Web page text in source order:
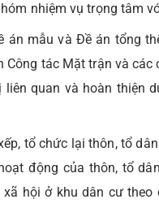
nhiệm vụ trọng tâm
mẫu và Đề án tổng
tác Mặt trận và
quan và hoàn thiện
tổ chức lại thôn, tổ
động của thôn, tổ
hội ở khu dân cư